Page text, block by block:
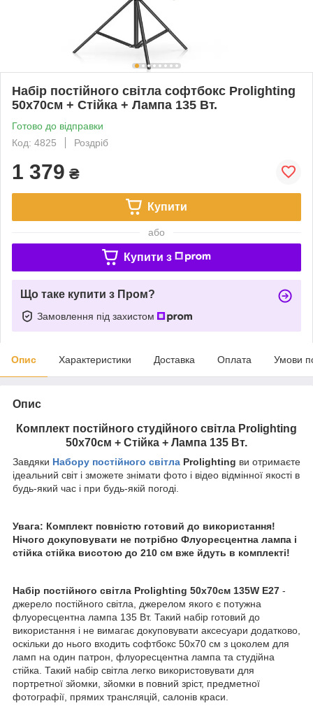
Набір постійного світла софтбокс Prolighting
50х70см + Стійка + Лампа 135 Вт.
Готово до відправки
Код: 4825
Роздріб
1 379 ₴
Купити
або
Купити з
Що таке купити з Пром?
Замовлення під захистом
Опис Характеристики Доставка Оплата Умови
Опис
Комплект постійного студійного світла Prolighting
50х70см + Стійка + Лампа 135 Вт.
Завдяки Набору постійного світла Prolighting ви отримаєте
ідеальний світ і зможете знімати фото і відео відмінної якості в
будь-який час і при будь-якій погоді.
Увага: Комплект повністю готовий до використання!
Нічого докуповувати не потрібно Флуоресцентна лампа і
стійка стійка висотою до 210 см вже йдуть в комплекті!
Набір постійного світла Prolighting 50x70см 135W E27 -
джерело постійного світла, джерелом якого є потужна
флуоресцентна лампа 135 Вт. Такий набір готовий до
використання і не вимагає докуповувати аксесуари додатково,
оскільки до нього входить софтбокс 50x70 см з цоколем для
ламп на один патрон, флуоресцентна лампа та студійна
стійка. Такий набір світла легко використовувати для
портретної зйомки, зйомки в повний зріст, предметної
фотографії, прямих трансляцій, салонів краси.